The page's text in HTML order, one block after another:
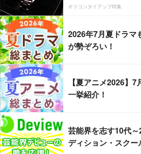
オリコンタイアップ特集
2026年7月夏ドラマ
が勢ぞろい！
【夏アニメ2026】
一挙紹介！
芸能界を志す10代
ディション・スク